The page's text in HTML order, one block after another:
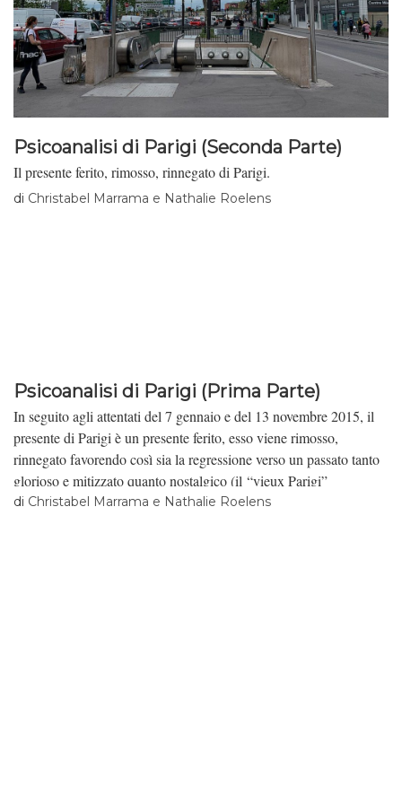
Psicoanalisi di Parigi (Seconda Parte)
Il presente ferito, rimosso, rinnegato di Parigi.
di Christabel Marrama e Nathalie Roelens
Psicoanalisi di Parigi (Prima Parte)
In seguito agli attentati del 7 gennaio e del 13 novembre 2015, il
presente di Parigi è un presente ferito, esso viene rimosso,
rinnegato favorendo così sia la regressione verso un passato tanto
glorioso e mitizzato quanto nostalgico (il “vieux Parigi”
conviviale fino alle “Nuits debout”), sia il tropismo prospettivo di
di Christabel Marrama e Nathalie Roelens